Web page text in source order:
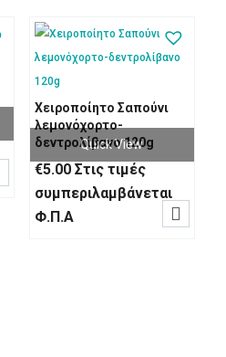
Χειροποίητο Σαπούνι
λεμονόχορτο-
δεντρολίβανο 120g
€5.00 Στις τιμές
συμπεριλαμβάνεται
Φ.Π.Α
Quick View
